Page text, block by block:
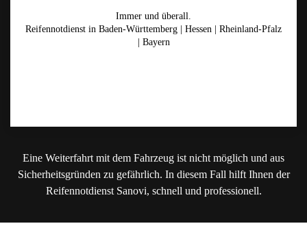
Immer und überall.
Reifennotdienst in Baden-Württemberg | Hessen | Rheinland-Pfalz
| Bayern
Eine Weiterfahrt mit dem Fahrzeug ist nicht möglich und aus
Sicherheitsgründen zu gefährlich. In diesem Fall hilft Ihnen der
Reifennotdienst Sanovi, schnell und professionell.